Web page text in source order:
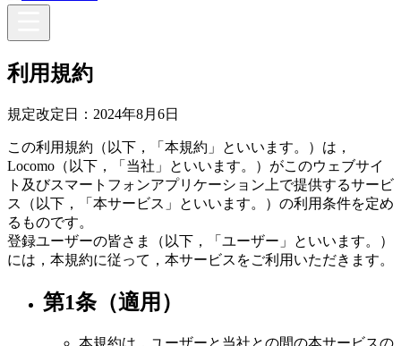
利用規約
規定改定日：2024年8月6日
この利用規約（以下，「本規約」といいます。）は，
Locomo（以下，「当社」といいます。）がこのウェブサイ
ト及びスマートフォンアプリケーション上で提供するサービ
ス（以下，「本サービス」といいます。）の利用条件を定め
るものです。
登録ユーザーの皆さま（以下，「ユーザー」といいます。）
には，本規約に従って，本サービスをご利用いただきます。
第1条（適用）
本規約は，ユーザーと当社との間の本サービスの